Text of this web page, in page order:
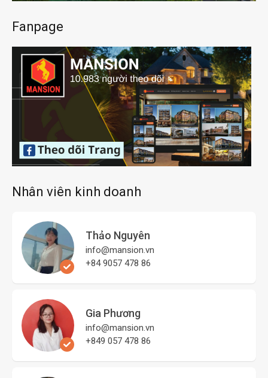
Fanpage
Nhân viên kinh doanh
Thảo Nguyên
info@mansion.vn
+84 9057 478 86
Gia Phương
info@mansion.vn
+849 057 478 86